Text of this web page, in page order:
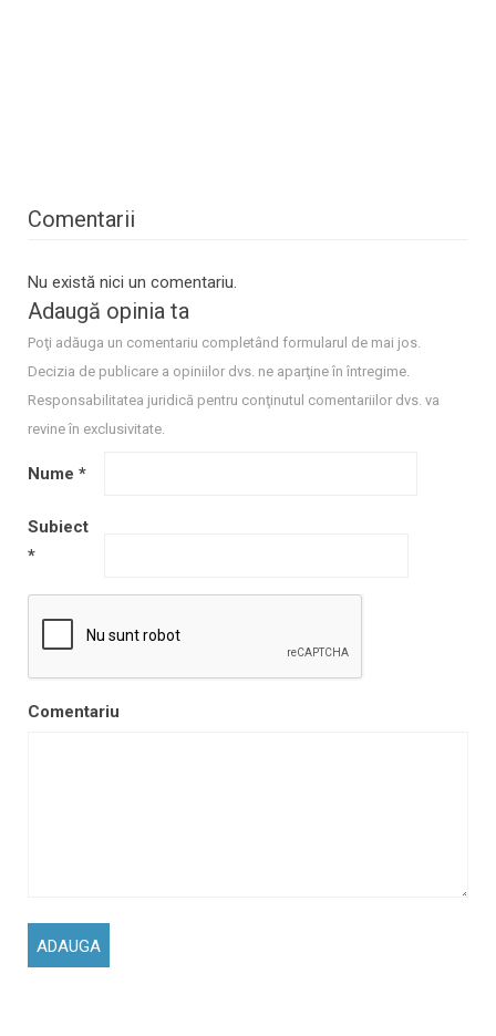
Comentarii
Nu există nici un comentariu.
Adaugă opinia ta
Poţi adăuga un comentariu completând formularul de mai jos.
Decizia de publicare a opiniilor dvs. ne aparţine în întregime.
Responsabilitatea juridică pentru conţinutul comentariilor dvs. va
revine în exclusivitate.
Nume *
Subiect
*
Comentariu